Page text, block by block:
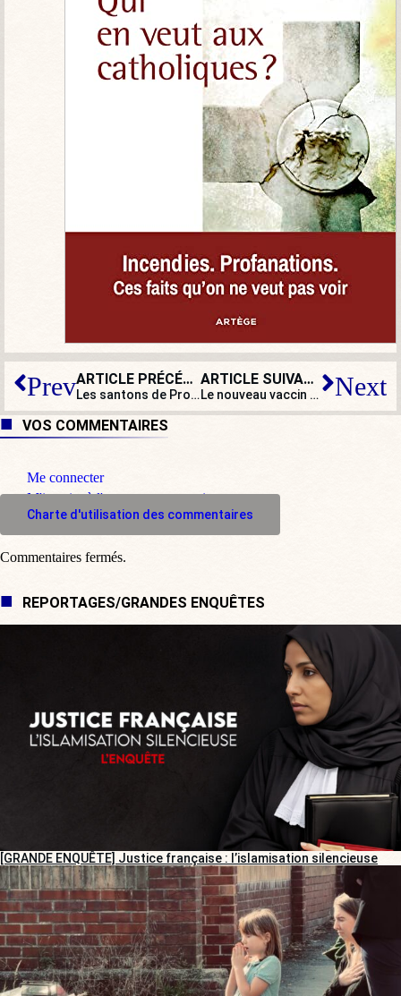
Prev ARTICLE PRÉCÉDENT
Les santons de Provence bientôt à l’UNESCO ?
ARTICLE SUIVANT
Le nouveau vaccin anti-Covid de Novavax va-t-il convaincre les réfractaires à la vaccination ? Next
VOS COMMENTAIRES
Me connecter
M'inscrire à l'espace commentaire
Charte d'utilisation des commentaires
Commentaires fermés.
REPORTAGES/GRANDES ENQUÊTES
[GRANDE ENQUÊTE] Justice française : l’islamisation silencieuse